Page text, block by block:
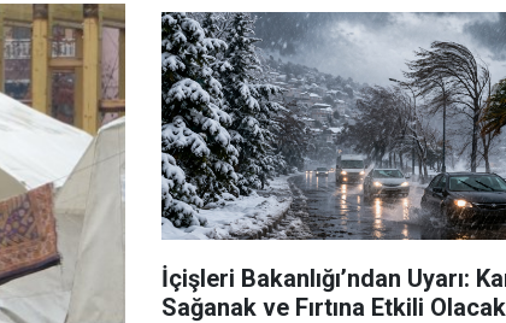
İçişleri Bakanlığı’ndan Uyarı:
Sağanak ve Fırtına Etkili Olacak